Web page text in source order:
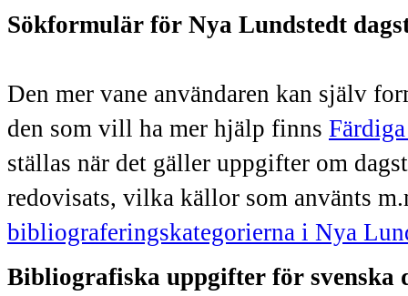
Sökformulär för Nya Lundstedt
Den mer vane användaren kan själv
den som vill ha mer hjälp finns
ställas när det gäller uppgifter om
redovisats, vilka källor som använts
bibliograferingskategorierna i Nya
Bibliografiska uppgifter för svenska